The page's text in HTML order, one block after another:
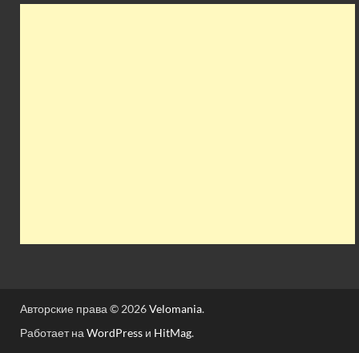
Авторские права © 2026Velomania.
Работает на WordPress и HitMag.